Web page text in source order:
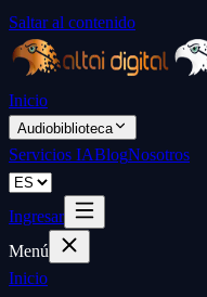
Saltar al contenido
Inicio
Audiobiblioteca
Servicios IABlogNosotros
Ingresar
Menú
Inicio